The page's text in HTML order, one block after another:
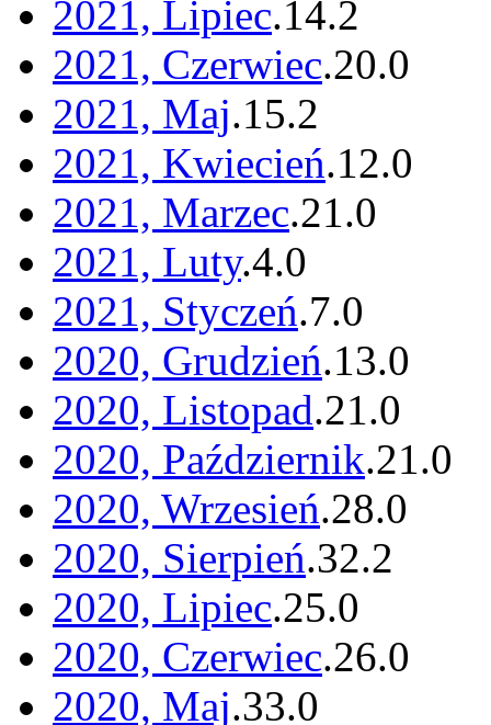
2021, Lipiec.14.2
2021, Czerwiec.20.0
2021, Maj.15.2
2021, Kwiecień.12.0
2021, Marzec.21.0
2021, Luty.4.0
2021, Styczeń.7.0
2020, Grudzień.13.0
2020, Listopad.21.0
2020, Październik.21.0
2020, Wrzesień.28.0
2020, Sierpień.32.2
2020, Lipiec.25.0
2020, Czerwiec.26.0
2020, Maj.33.0